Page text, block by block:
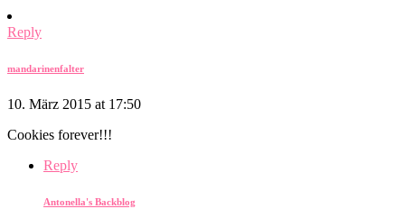
Reply
mandarinenfalter
10. März 2015 at 17:50
Cookies forever!!!
Reply
Antonella's Backblog